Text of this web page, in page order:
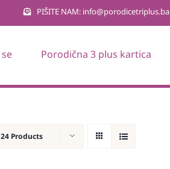
PIŠITE NAM: info@porodicetriplus.ba
Porodična 3 plus kartica
24 Products